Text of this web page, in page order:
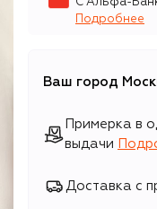
Подробнее
Ваш город
Примерка в
выдачи
Доставка с